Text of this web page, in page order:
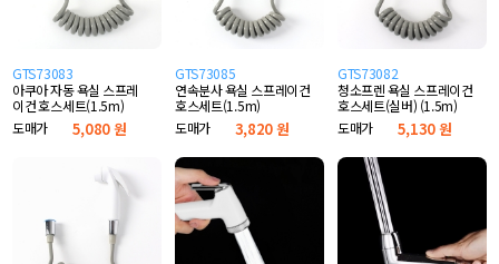
GTS73083
아쿠아 자동 욕실 스프레
이건 호스세트(1.5m)
도매가
5,080 원
GTS73085
연속분사 욕실 스프레이건
호스세트(1.5m)
도매가
3,820 원
GTS73082
청소프렌 욕실 스프레이건
호스세트(실버) (1.5m)
도매가
5,130 원